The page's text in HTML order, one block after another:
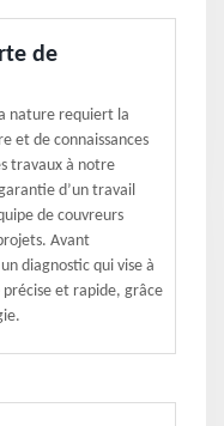
de
nature requiert la
et de connaissances
travaux à notre
d’un travail
de couvreurs
Avant
diagnostic qui vise à
et rapide, grâce